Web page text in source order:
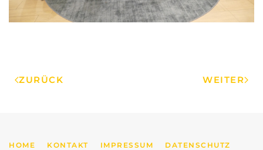
ZURÜCK WEITER
HOME KONTAKT IMPRESSUM DATENSCHUTZ